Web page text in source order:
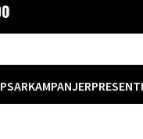
KAMPANJER